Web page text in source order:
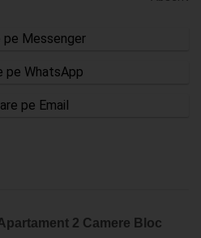
pe Messenger
pe WhatsApp
pe Email
2 Camere Bloc